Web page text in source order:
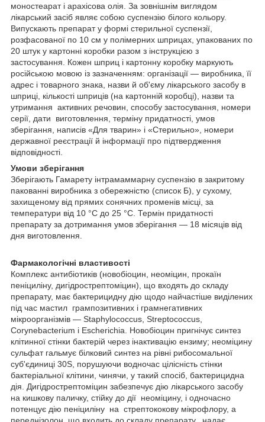
моностеарат і арахісова олія. За зовнішнім виглядом
лікарський засіб являє собою суспензію білого кольору.
Випускають препарат у формі стерильної суспензії,
розфасованої по 10 см у полімерних шприцах, упакованих по
20 штук у картонні коробки разом з інструкцією з
застосування. Кожен шприц і картонну коробку маркують
російською мовою із зазначенням: організації — виробника, її
адрес і товарного знака, назви й об'єму лікарського засобу в
шприці, кількості шприців (на картонній коробці), назви та
утримання активних речовин, способу застосування, номери
серії, дати виготовлення, терміну придатності, умов
зберігання, написів «Для тварин» і «Стерильно», номери
державної реєстрації й інформації про підтвердження
відповідності.
Умови зберігання
Зберігають Гамарету інтрамаммарну суспензію в закритому
пакованні виробника з обережністю (список Б), у сухому,
захищеному від прямих сонячних променів місці, за
температури від 10 °C до 25 °C. Термін придатності
препарату за дотримання умов зберігання — 18 місяців від
дня виготовлення.
Фармакологічні властивості
Комплекс антибіотиків (новобіоцин, неоміцин, прокаїн
пеніциліну, дигідрострептоміцин), що входять до складу
препарату, має бактерицидну дію щодо найчастіше виділених
під час мастил грампозитивних і грамнегативних
мікроорганізмів — Staphylococcus, Streptococcus,
Corynebacterium і Escherichia. Новобіоцин пригнічує синтез
клітинної стінки бактерій через інактивацію ензиму; неоміцину
сульфат гальмує білковий синтез на рівні рибосомальної
суб'єдиниці 30S, порушуючи водночас цілісність стінки
бактеріальної клітини, чинячи, у такий спосіб, бактерицидна
дія. Дигідрострептоміцин забезпечує дію лікарського засобу
на кишкову паличку, стійку до дії неоміцину, і одночасно
потенцує дію пеніциліну на стрептококову мікрофлору, а
переднізолон, що входить до складу препарату, надає